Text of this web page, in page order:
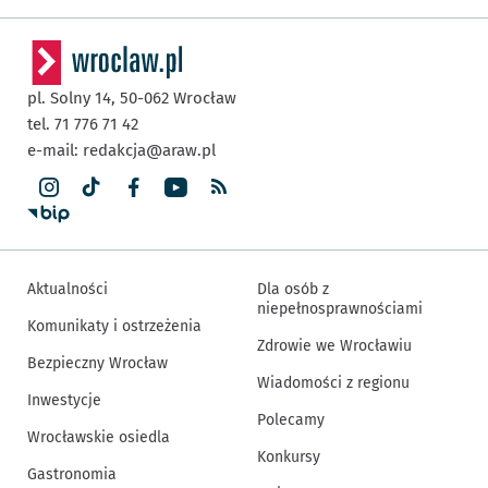
pl. Solny 14, 50-062 Wrocław
tel. 71 776 71 42
e-mail: redakcja@araw.pl
Aktualności
Komunikaty i ostrzeżenia
Bezpieczny Wrocław
Inwestycje
Wrocławskie osiedla
Gastronomia
Dla osób z
niepełnosprawnościami
Zdrowie we Wrocławiu
Wiadomości z regionu
Polecamy
Konkursy